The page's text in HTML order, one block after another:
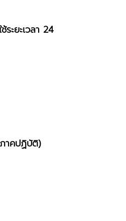
ะยะเวลา 24
าคปฏิบัติ)